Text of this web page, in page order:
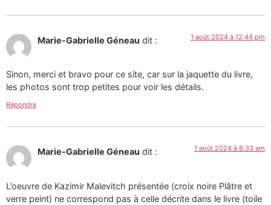
Marie-Gabrielle Géneau dit : 1 août 2024 à 12:44 pm
Sinon, merci et bravo pour ce site, car sur la jaquette du livre,
les photos sont trop petites pour voir les détails.
Répondre
Marie-Gabrielle Géneau dit : 1 août 2024 à 8:33 am
L’oeuvre de Kazimir Malevitch présentée (croix noire Plâtre et
verre peint) ne correspond pas à celle décrite dans le livre (toile